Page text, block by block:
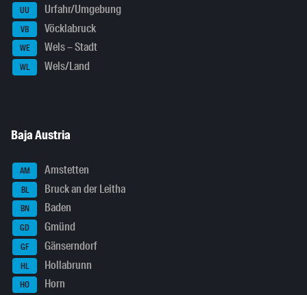
UU Urfahr/Umgebung
VB Vöcklabruck
WE Wels – Stadt
WL Wels/Land
Baja Austria
AM Amstetten
BL Bruck an der Leitha
BN Baden
GD Gmünd
GF Gänserndorf
HL Hollabrunn
HO Horn